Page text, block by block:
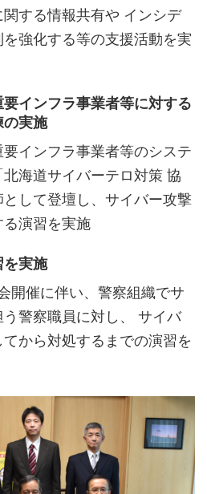
する情報共有や インシデ
強化する等の支援活動を実
インフラ事業者等に対する
の実施
要インフラ事業者等のシステ
海道サイバーテロ対策 協
して登壇し、サイバー攻撃
演習を実施
実施
開催に伴い、警察組織でサ
警察職員に対し、 サイバ
から対処するまでの演習を